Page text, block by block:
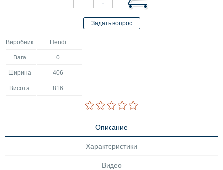
Виробник Hendi
Вага 0
Ширина 406
Висота 816
Описание
Характеристики
Видео